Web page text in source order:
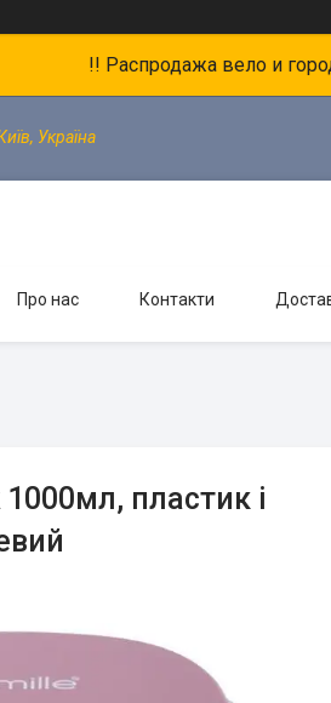
!! Распродажа вело и
Україна
Про нас Контакти
пластик і